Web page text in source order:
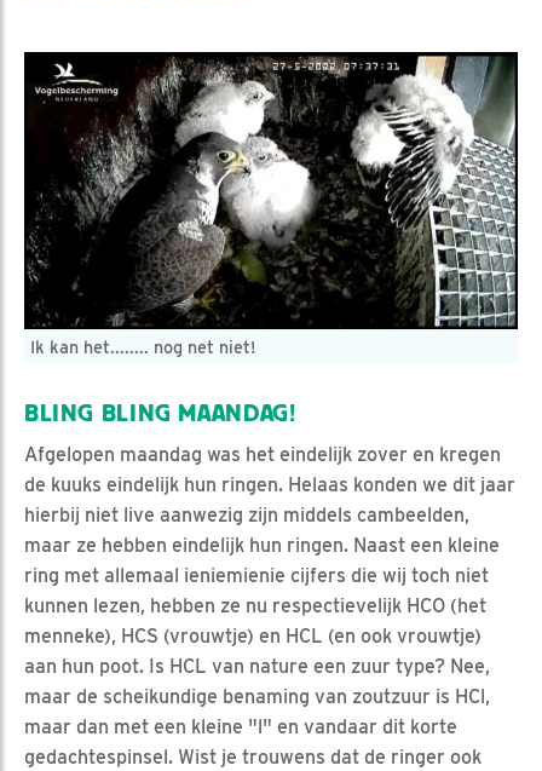
Ik kan het........ nog net niet!
BLING BLING MAANDAG!
Afgelopen maandag was het eindelijk zover en kregen
de kuuks eindelijk hun ringen. Helaas konden we dit jaar
hierbij niet live aanwezig zijn middels cambeelden,
maar ze hebben eindelijk hun ringen. Naast een kleine
ring met allemaal ieniemienie cijfers die wij toch niet
kunnen lezen, hebben ze nu respectievelijk HCO (het
menneke), HCS (vrouwtje) en HCL (en ook vrouwtje)
aan hun poot. Is HCL van nature een zuur type? Nee,
maar de scheikundige benaming van zoutzuur is HCl,
maar dan met een kleine "l" en vandaar dit korte
gedachtespinsel. Wist je trouwens dat de ringer ook